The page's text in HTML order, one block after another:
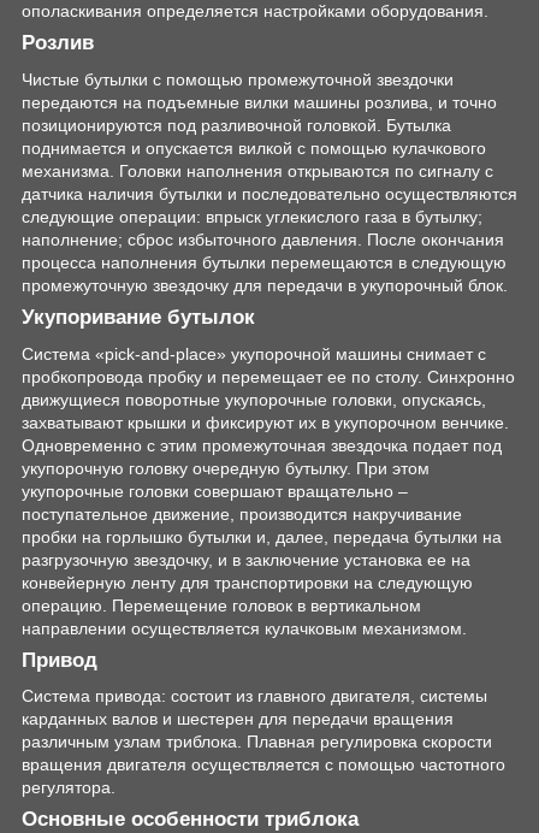
ополаскивания определяется настройками оборудования.
Розлив
Чистые бутылки с помощью промежуточной звездочки
передаются на подъемные вилки машины розлива, и точно
позиционируются под разливочной головкой. Бутылка
поднимается и опускается вилкой с помощью кулачкового
механизма. Головки наполнения открываются по сигналу с
датчика наличия бутылки и последовательно осуществляются
следующие операции: впрыск углекислого газа в бутылку;
наполнение; сброс избыточного давления. После окончания
процесса наполнения бутылки перемещаются в следующую
промежуточную звездочку для передачи в укупорочный блок.
Укупоривание бутылок
Система «pick-and-place» укупорочной машины снимает с
пробкопровода пробку и перемещает ее по столу. Синхронно
движущиеся поворотные укупорочные головки, опускаясь,
захватывают крышки и фиксируют их в укупорочном венчике.
Одновременно с этим промежуточная звездочка подает под
укупорочную головку очередную бутылку. При этом
укупорочные головки совершают вращательно –
поступательное движение, производится накручивание
пробки на горлышко бутылки и, далее, передача бутылки на
разгрузочную звездочку, и в заключение установка ее на
конвейерную ленту для транспортировки на следующую
операцию. Перемещение головок в вертикальном
направлении осуществляется кулачковым механизмом.
Привод
Система привода: состоит из главного двигателя, системы
карданных валов и шестерен для передачи вращения
различным узлам триблока. Плавная регулировка скорости
вращения двигателя осуществляется с помощью частотного
регулятора.
Основные особенности триблока